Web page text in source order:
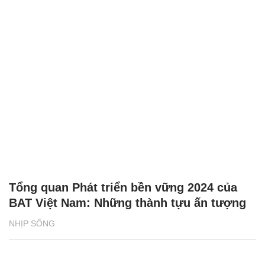
NHỊP SỐNG
Tổng quan Phát triển bền vững 2024 của
BAT Việt Nam: Những thành tựu ấn tượng